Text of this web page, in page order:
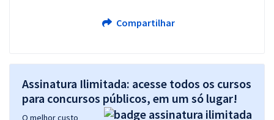
Compartilhar
Assinatura Ilimitada: acesse todos os cursos
para concursos públicos, em um só lugar!
O melhor custo